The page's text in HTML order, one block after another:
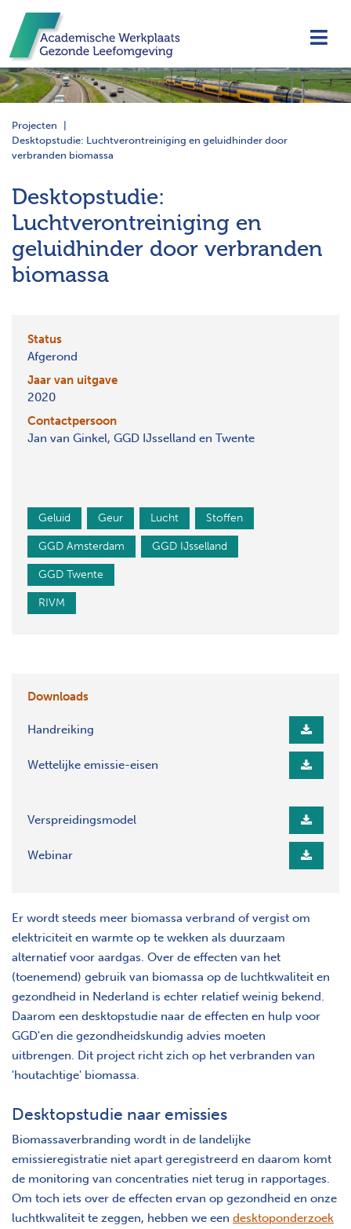
Projecten
Desktopstudie: Luchtverontreiniging en geluidhinder door
verbranden biomassa
Desktopstudie:
Luchtverontreiniging en
geluidhinder door verbranden
biomassa
Status
Afgerond
Jaar van uitgave
2020
Contactpersoon
Jan van Ginkel, GGD IJsselland en Twente
Geluid Geur Lucht Stoffen
GGD Amsterdam GGD IJsselland
GGD Twente
RIVM
Downloads
Handreiking
Wettelijke emissie-eisen
Verspreidingsmodel
Webinar
Er wordt steeds meer biomassa verbrand of vergist om
elektriciteit en warmte op te wekken als duurzaam
alternatief voor aardgas. Over de effecten van het
(toenemend) gebruik van biomassa op de luchtkwaliteit en
gezondheid in Nederland is echter relatief weinig bekend.
Daarom een desktopstudie naar de effecten en hulp voor
GGD'en die gezondheidskundig advies moeten
uitbrengen. Dit project richt zich op het verbranden van
'houtachtige' biomassa.
Desktopstudie naar emissies
Biomassaverbranding wordt in de landelijke
emissieregistratie niet apart geregistreerd en daarom komt
de monitoring van concentraties niet terug in rapportages.
Om toch iets over de effecten ervan op gezondheid en onze
luchtkwaliteit te zeggen, hebben we een desktoponderzoek